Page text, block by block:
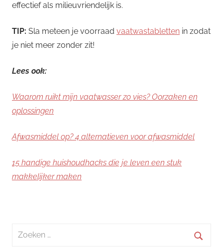
effectief als milieuvriendelijk is.
TIP: Sla meteen je voorraad vaatwastabletten in zodat
je niet meer zonder zit!
Lees ook:
Waarom ruikt mijn vaatwasser zo vies? Oorzaken en
oplossingen
Afwasmiddel op? 4 alternatieven voor afwasmiddel
15 handige huishoudhacks die je leven een stuk
makkelijker maken
Zoeken